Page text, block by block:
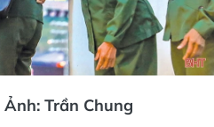
Ảnh: Trần Chung